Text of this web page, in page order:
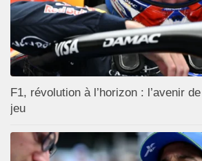
F1, révolution à l’horizon : l’avenir
jeu